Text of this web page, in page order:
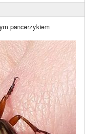
pancerzykiem